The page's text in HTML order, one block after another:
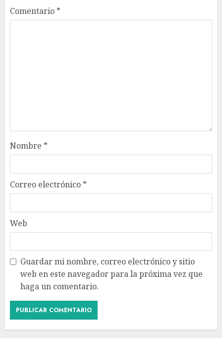
Comentario *
Nombre *
Correo electrónico *
Web
Guardar mi nombre, correo electrónico y sitio
web en este navegador para la próxima vez que
haga un comentario.